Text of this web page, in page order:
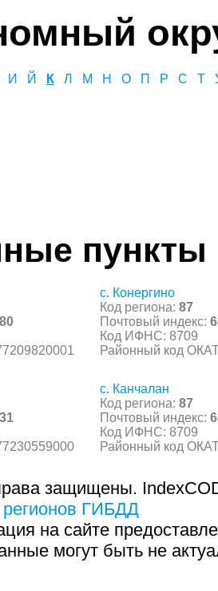
И Й К Л М Н О П Р С Т
пункты
с. Конергино
Код региона: 87
Почтовый индекс:
Код ИФНС: 8709
Районный код
с. Канчалан
Код региона: 87
Почтовый индекс:
Код ИФНС: 8709
Районный код
защищены.
ГИБДД
на сайте
могут быть не